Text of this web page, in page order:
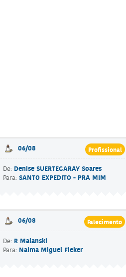
Profissional
06/08
De: Denise SUERTEGARAY Soares
Para: SANTO EXPEDITO - PRA MIM
Falecimento
06/08
De: R Malanski
Para: Naima Miguel Fieker